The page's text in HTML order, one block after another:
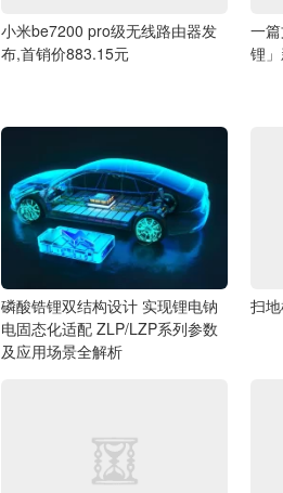
小米be7200 pro级无线路由器发
布,首销价883.15元
一
锂
磷酸锆锂双结构设计 实现锂电钠
电固态化适配 ZLP/LZP系列参数
及应用场景全解析
扫